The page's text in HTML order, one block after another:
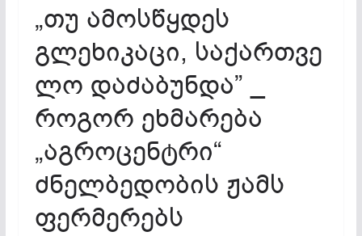
„თუ ამოსწყდეს
გლეხიკაცი, საქართვე
ლო დაძაბუნდა” _
როგორ ეხმარება
„აგროცენტრი“
ძნელბედობის ჟამს
ფერმერებს